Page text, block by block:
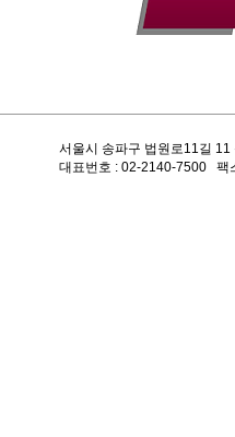
서울시 송파구 법원로11길
대표번호 : 02-2140-7500 팩